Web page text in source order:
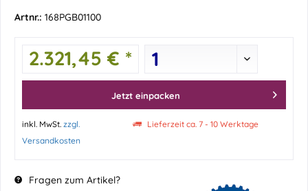
Artnr.: 168PGB01100
2.321,45 € *
Jetzt einpacken
inkl. MwSt. zzgl.
Versandkosten
Lieferzeit ca. 7 - 10 Werktage
Fragen zum Artikel?